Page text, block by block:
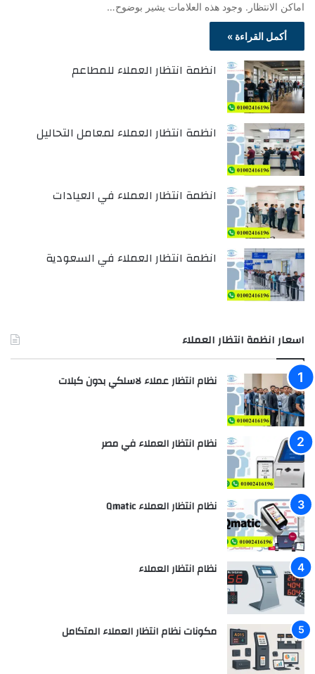
اماكن الانتظار. وجود هذه العلامات يشير بوضوح…
أكمل القراءة »
انظمة انتظار العملاء للمطاعم
انظمة انتظار العملاء لمعامل التحاليل
انظمة انتظار العملاء في العيادات
انظمة انتظار العملاء في السعودية
اسعار انظمة انتظار العملاء
نظام انتظار عملاء لاسلكي بدون كبلات
نظام انتظار العملاء في مصر
نظام انتظار العملاء Qmatic
نظام انتظار العملاء
مكونات نظام انتظار العملاء المتكامل